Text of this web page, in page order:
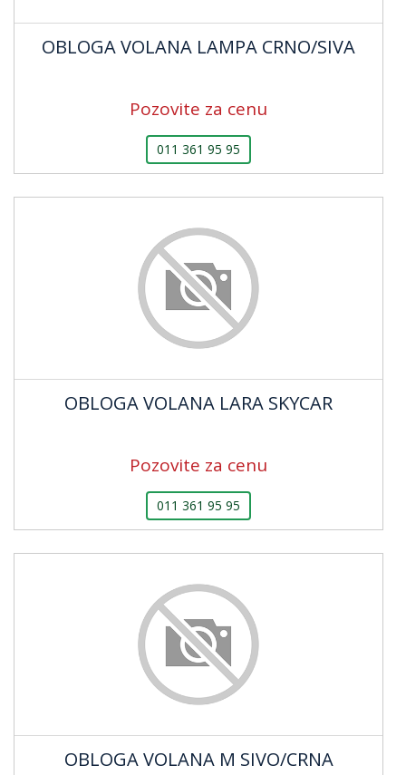
OBLOGA VOLANA LAMPA CRNO/SIVA
Pozovite za cenu
011 361 95 95
OBLOGA VOLANA LARA SKYCAR
Pozovite za cenu
011 361 95 95
OBLOGA VOLANA M SIVO/CRNA